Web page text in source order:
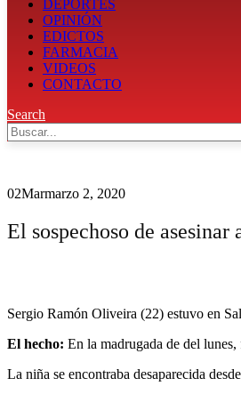
DEPORTES
OPINIÓN
EDICTOS
FARMACIA
VIDEOS
CONTACTO
Search
02Marmarzo 2, 2020
El sospechoso de
Sergio Ramón Oliveira (22) estuvo en
El hecho: En la madrugada de del
La niña se encontraba desaparecida